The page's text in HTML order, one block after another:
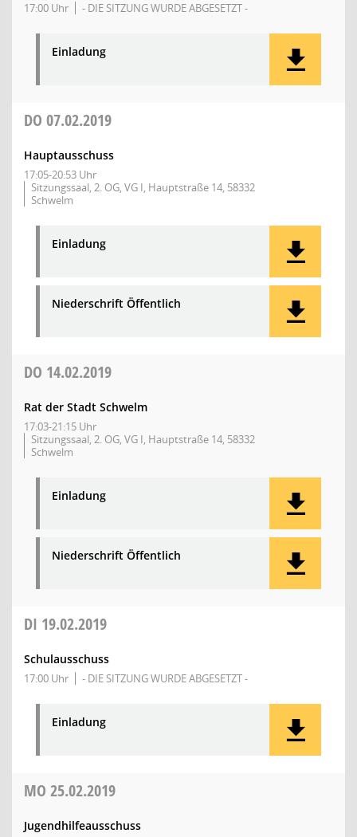
17:00 Uhr - DIE SITZUNG WURDE ABGESETZT -
Einladung
DO 07.02.2019
Hauptausschuss
17:05-20:53 Uhr
Sitzungssaal, 2. OG, VG I, Hauptstraße 14, 58332
Schwelm
Einladung
Niederschrift Öffentlich
DO 14.02.2019
Rat der Stadt Schwelm
17:03-21:15 Uhr
Sitzungssaal, 2. OG, VG I, Hauptstraße 14, 58332
Schwelm
Einladung
Niederschrift Öffentlich
DI 19.02.2019
Schulausschuss
17:00 Uhr - DIE SITZUNG WURDE ABGESETZT -
Einladung
MO 25.02.2019
Jugendhilfeausschuss